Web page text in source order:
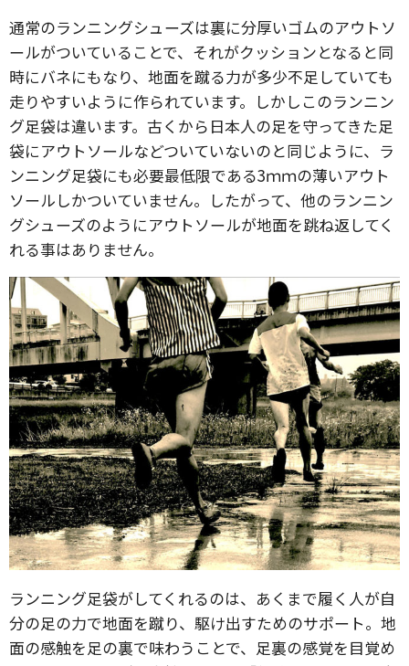
通常のランニングシューズは裏に分厚いゴムのアウトソ
ールがついていることで、それがクッションとなると同
時にバネにもなり、地面を蹴る力が多少不足していても
走りやすいように作られています。しかしこのランニン
グ足袋は違います。古くから日本人の足を守ってきた足
袋にアウトソールなどついていないのと同じように、ラ
ンニング足袋にも必要最低限である3ｍｍの薄いアウト
ソールしかついていません。したがって、他のランニン
グシューズのようにアウトソールが地面を跳ね返してく
れる事はありません。
ランニング足袋がしてくれるのは、あくまで履く人が自
分の足の力で地面を蹴り、駆け出すためのサポート。地
面の感触を足の裏で味わうことで、足裏の感覚を目覚め